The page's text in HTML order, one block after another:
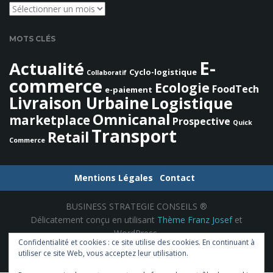
h
e
r
e
Archives
MOTS CLÉS
Actualité Collaboratif Cyclo-logistique E-
commerce e-paiement Ecologie FoodTech
Livraison Urbaine Logistique
marketplaceOmnicanal Prospective Quick
Commerce RetailTransport
Mentions Légales Contact
BUSINESS STRATEGIE CONSEILS ®
Délicatement conçu en utilisant Thème Franz Josefet
WordPress.
Confidentialité et cookies : ce site utilise des cookies. En continuant à
utiliser ce site Web, vous acceptez leur utilisation.